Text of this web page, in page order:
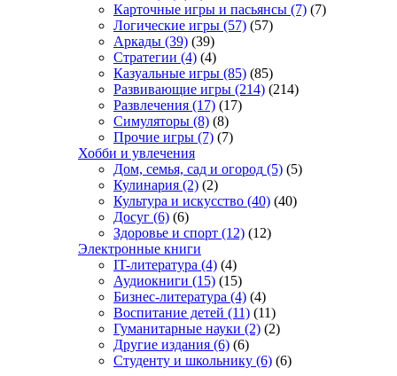
Карточные игры и пасьянсы (7) (7)
Логические игры (57) (57)
Аркады (39) (39)
Стратегии (4) (4)
Казуальные игры (85) (85)
Развивающие игры (214) (214)
Развлечения (17) (17)
Симуляторы (8) (8)
Прочие игры (7) (7)
Хобби и увлечения
Дом, семья, сад и огород (5) (5)
Кулинария (2) (2)
Культура и искусство (40) (40)
Досуг (6) (6)
Здоровье и спорт (12) (12)
Электронные книги
IT-литература (4) (4)
Аудиокниги (15) (15)
Бизнес-литература (4) (4)
Воспитание детей (11) (11)
Гуманитарные науки (2) (2)
Другие издания (6) (6)
Студенту и школьнику (6) (6)